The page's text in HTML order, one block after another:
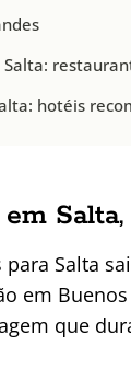
hotéis
Salta
em
que